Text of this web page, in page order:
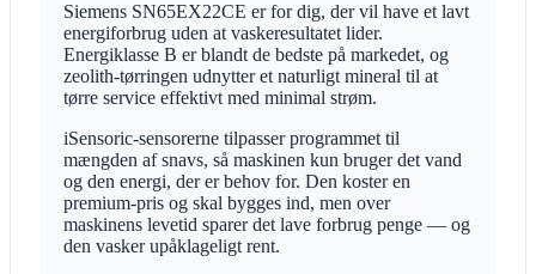
Siemens SN65EX22CE er for dig, der vil have et lavt
energiforbrug uden at vaskeresultatet lider.
Energiklasse B er blandt de bedste på markedet, og
zeolith-tørringen udnytter et naturligt mineral til at
tørre service effektivt med minimal strøm.
iSensoric-sensorerne tilpasser programmet til
mængden af snavs, så maskinen kun bruger det vand
og den energi, der er behov for. Den koster en
premium-pris og skal bygges ind, men over
maskinens levetid sparer det lave forbrug penge — og
den vasker upåklageligt rent.